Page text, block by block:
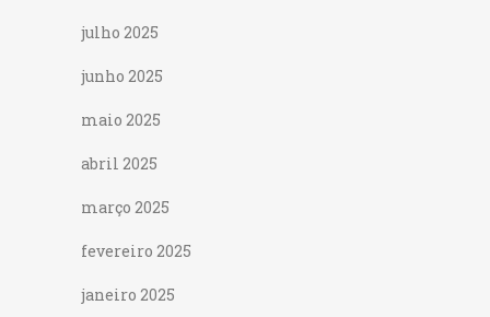
julho 2025
junho 2025
maio 2025
abril 2025
março 2025
fevereiro 2025
janeiro 2025